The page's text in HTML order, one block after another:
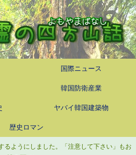
国際ニュース
韓国防衛産業
ヤバイ韓国建築物
歴史ロマン
るようにしました。「注意して下さい」もお